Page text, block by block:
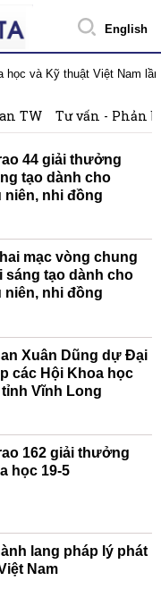
English
học và Kỹ thuật Việt Nam
TW Tư vấn - Phản
44 giải thưởng
tạo dành cho
niên, nhi đồng
mạc vòng chung
sáng tạo dành cho
niên, nhi đồng
Xuân Dũng dự Đại
các Hội Khoa học
Vĩnh Long
162 giải thưởng
học 19-5
lang pháp lý phát
Nam